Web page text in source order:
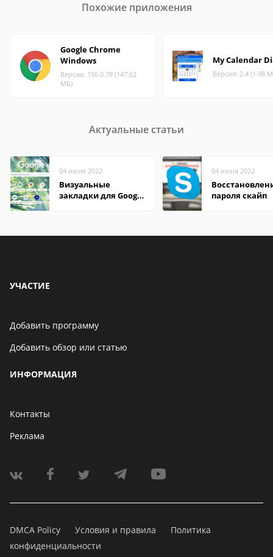
Похожие приложения
Google Chrome
Windows
Версия: 150.0.78 (147.62
МБ)
My Calendar
Версия: 2.4 (1.98
Актуальные статьи
04 июня 2022
Визуальные
закладки для Google
04 июня 2022
пароля скайп
УЧАСТИЕ
Добавить программу
Добавить обзор или статью
ИНФОРМАЦИЯ
Контакты
Реклама
DMCA Policy Условия и правила
Политика
конфиденциальности